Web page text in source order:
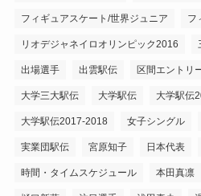
フィギュアスケート/世界ジュニア フ
リオデジャネイロオリンピック2016
出場選手 出雲駅伝 区間エントリ
大学三大駅伝 大学駅伝 大学駅伝
大学駅伝2017-2018 女子シングル
実業団駅伝 宮原知子 日本代表
時間・タイムスケジュール 本田真凛